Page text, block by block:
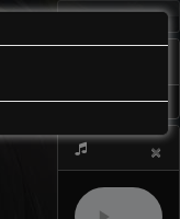
МЕНЮ
×